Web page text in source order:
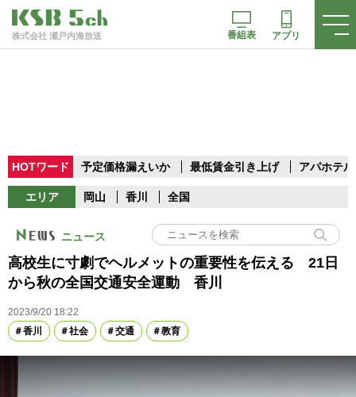
株式会社 瀬戸内海放送 番組表 アプリ
HOTワード 予定価格漏えいか 最低賃金引き上げ アパホテル
エリア 岡山 香川 全国
ニュース
高校生に寸劇でヘルメットの重要性を伝える 21日
から秋の全国交通安全運動 香川
2023/9/20 18:22
香川
社会 交通 教育